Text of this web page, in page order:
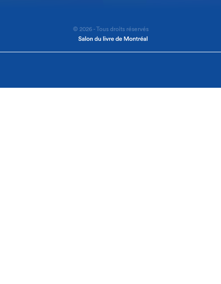
© 2026 - Tous droits réservés